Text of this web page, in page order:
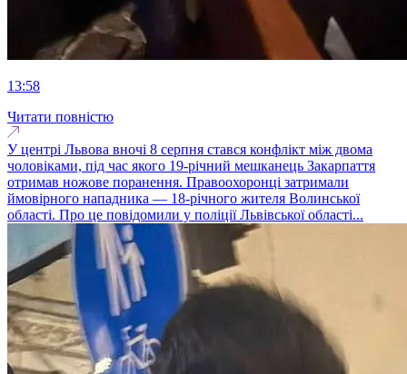
13:58
Читати повністю
У центрі Львова вночі 8 серпня стався конфлікт між двома
чоловіками, під час якого 19-річний мешканець Закарпаття
отримав ножове поранення. Правоохоронці затримали
ймовірного нападника — 18-річного жителя Волинської
області. Про це повідомили у поліції Львівської області...